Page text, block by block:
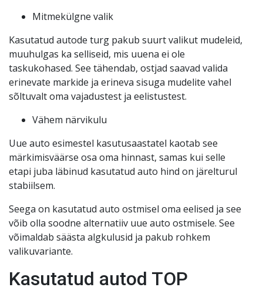
Mitmekülgne valik
Kasutatud autode turg pakub suurt valikut mudeleid,
muuhulgas ka selliseid, mis uuena ei ole
taskukohased. See tähendab, ostjad saavad valida
erinevate markide ja erineva sisuga mudelite vahel
sõltuvalt oma vajadustest ja eelistustest.
Vähem närvikulu
Uue auto esimestel kasutusaastatel kaotab see
märkimisväärse osa oma hinnast, samas kui selle
etapi juba läbinud kasutatud auto hind on järelturul
stabiilsem.
Seega on kasutatud auto ostmisel oma eelised ja see
võib olla soodne alternatiiv uue auto ostmisele. See
võimaldab säästa algkulusid ja pakub rohkem
valikuvariante.
Kasutatud autod TOP